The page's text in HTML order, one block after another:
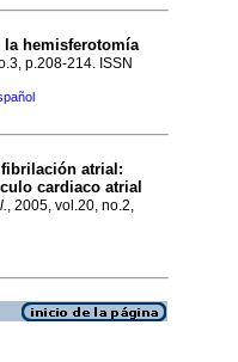
la hemisferotomía
p.208-214. ISSN
atrial :
cardiaco atrial
, 2005, vol.20, no.2,